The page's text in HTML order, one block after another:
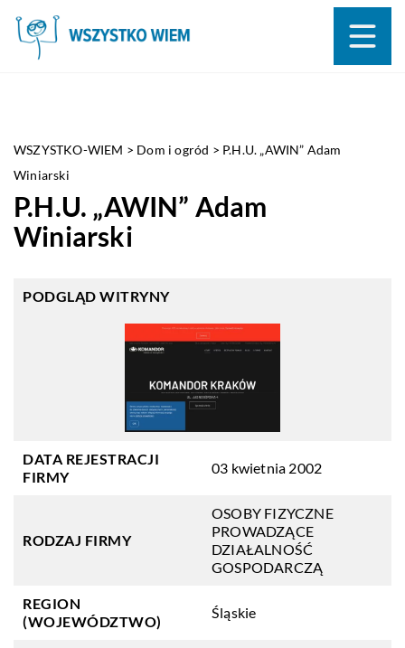
WSZYSTKO-WIEM > Dom i ogród > P.H.U. „AWIN” Adam
Winiarski
P.H.U. „AWIN” Adam
Winiarski
PODGLĄD WITRYNY
DATA REJESTRACJI
FIRMY
03 kwietnia 2002
RODZAJ FIRMY
OSOBY FIZYCZNE
PROWADZĄCE
DZIAŁALNOŚĆ
GOSPODARCZĄ
REGION
(WOJEWÓDZTWO)
Śląskie